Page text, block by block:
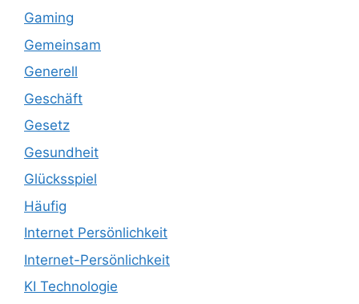
Gaming
Gemeinsam
Generell
Geschäft
Gesetz
Gesundheit
Glücksspiel
Häufig
Internet Persönlichkeit
Internet-Persönlichkeit
KI Technologie